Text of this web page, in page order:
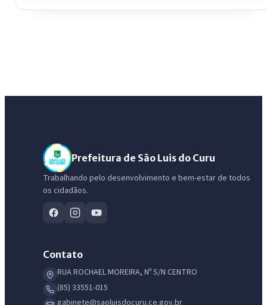
Prefeitura de São Luis do Curu
Trabalhando pelo desenvolvimento e bem-estar de todos
os cidadãos.
Contato
RUA ROCHAEL MOREIRA, Nº S/N CENTRO
(85) 33551-015